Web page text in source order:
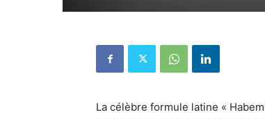
La célèbre formule latine «